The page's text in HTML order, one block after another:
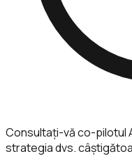
Consultați-vă co-pilotul
strategia dvs.